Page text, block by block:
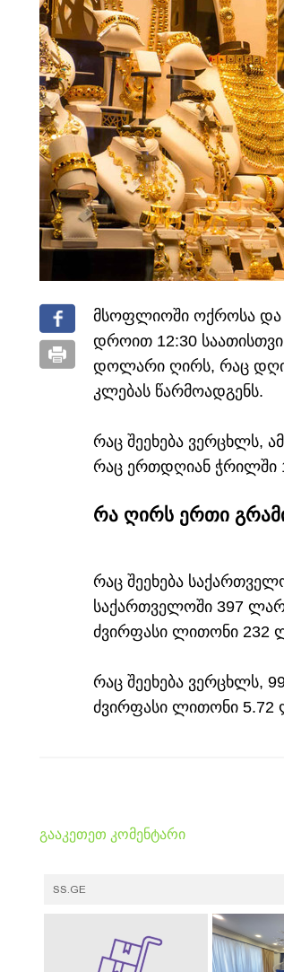
მსოფლიოში ოქროსა და
დროით 12:30
დოლარი ღირს, რაც
კლებას წარმოადგენს.
რაც შეეხება ვერცხლს,
რაც ერთდღიან ჭრილში
რა ღირს ერთი
რაც შეეხება
საქართველოში 397
ძვირფასი ლითონი 232
რაც შეეხება ვერცხლს,
ძვირფასი ლითონი 5.72
გააკეთეთ კომენტარი
SS.GE